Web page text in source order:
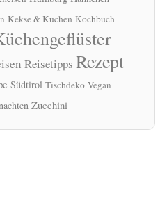
Kekse & Kuchen Kochbuch
Reisetipps Rezept
Südtirol Tischdeko Vegan
Zucchini